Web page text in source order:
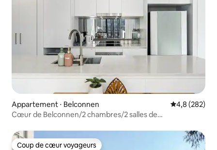
Appartement ⋅ Belconnen Évaluation
4,8 (282)
Cœur de Belconnen/2 chambres/2 salles de
Coup de cœur voyageurs